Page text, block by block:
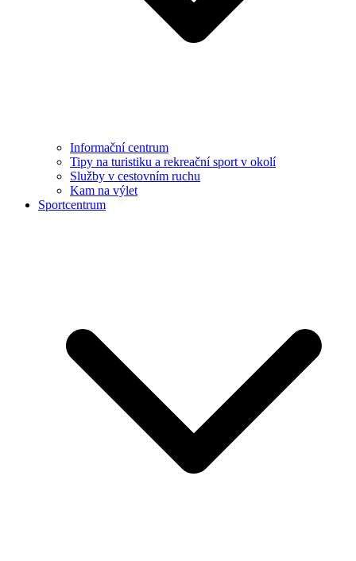
Informační centrum
Tipy na turistiku a rekreační sport v okolí
Služby v cestovním ruchu
Kam na výlet
Sportcentrum